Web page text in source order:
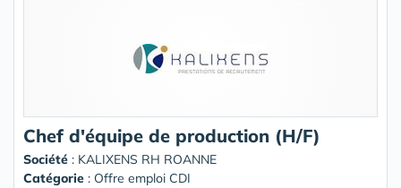
Chef d'équipe de production (H/F)
Société : KALIXENS RH ROANNE
Catégorie : Offre emploi CDI